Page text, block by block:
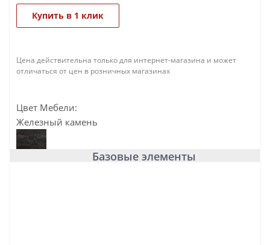
Купить в 1 клик
Цена действительна только для интернет-магазина и может
отличаться от цен в розничных магазинах
Цвет Мебели:
Железный камень
Базовые элементы